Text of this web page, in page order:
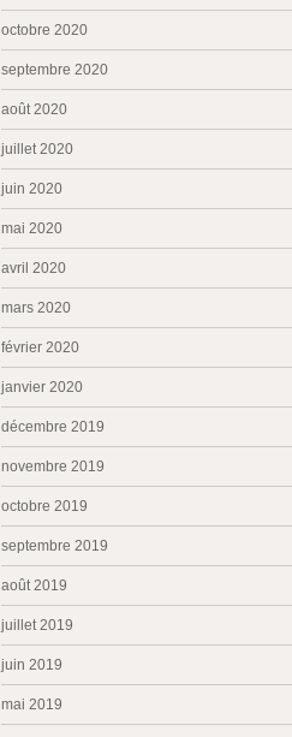
octobre 2020
septembre 2020
août 2020
juillet 2020
juin 2020
mai 2020
avril 2020
mars 2020
février 2020
janvier 2020
décembre 2019
novembre 2019
octobre 2019
septembre 2019
août 2019
juillet 2019
juin 2019
mai 2019